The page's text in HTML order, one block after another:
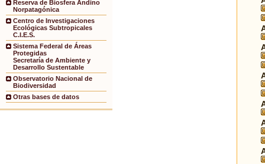
Reserva de Biosfera Andino
Norpatagónica
Centro de Investigaciones
Ecológicas Subtropicales
C.I.E.S.
Sistema Federal de Áreas
Protegidas
Secretaría de Ambiente y
Desarrollo Sustentable
Observatorio Nacional de
Biodiversidad
Otras bases de datos